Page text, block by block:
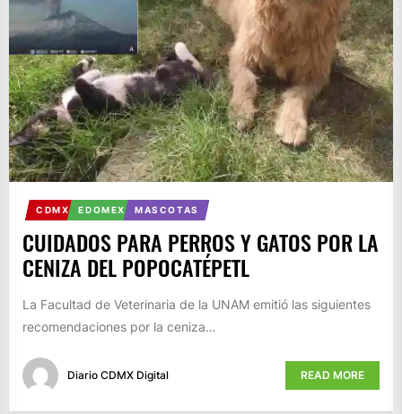
CDMX EDOMEX MASCOTAS
CUIDADOS PARA PERROS Y GATOS POR LA
CENIZA DEL POPOCATÉPETL
La Facultad de Veterinaria de la UNAM emitió las siguientes
recomendaciones por la ceniza…
Diario CDMX Digital READ MORE